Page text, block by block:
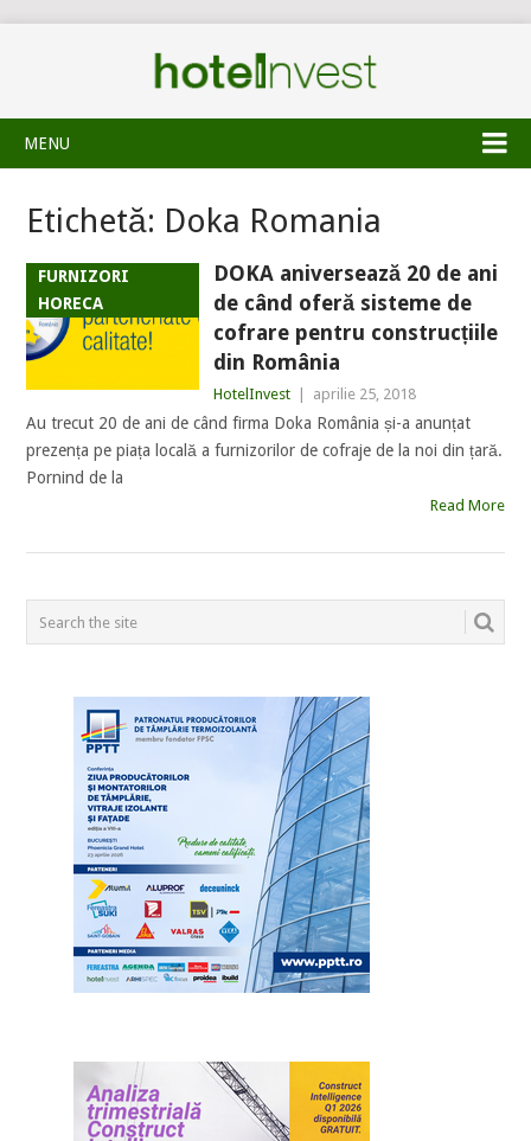
MENU
Etichetă: Doka Romania
FURNIZORI
HORECA
DOKA aniversează 20 de ani
de când oferă sisteme de
cofrare pentru construcțiile
din România
HotelInvest aprilie 25, 2018
Au trecut 20 de ani de când firma Doka România și-a anunțat
prezența pe piața locală a furnizorilor de cofraje de la noi din țară.
Pornind de la
Read More
POSTS
NAVIGATION